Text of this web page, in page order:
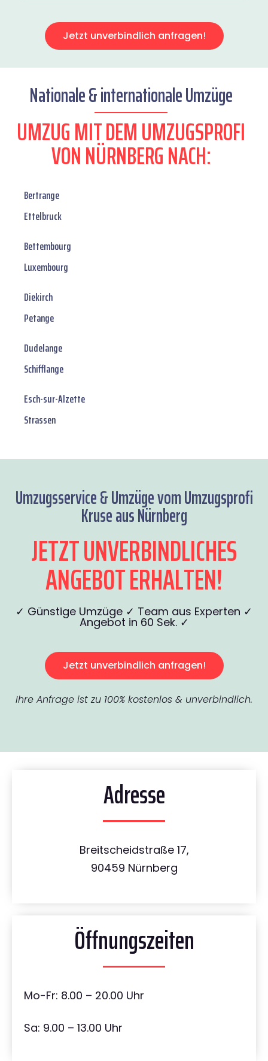
Jetzt unverbindlich anfragen!
Nationale & internationale Umzüge
UMZUG MIT DEM UMZUGSPROFI
VON NÜRNBERG NACH:
Bertrange
Ettelbruck
Bettembourg
Luxembourg
Diekirch
Petange
Dudelange
Schifflange
Esch-sur-Alzette
Strassen
Umzugsservice & Umzüge vom Umzugsprofi
Kruse aus Nürnberg
JETZT UNVERBINDLICHES
ANGEBOT ERHALTEN!
✓ Günstige Umzüge ✓ Team aus Experten ✓
Angebot in 60 Sek. ✓
Jetzt unverbindlich anfragen!
Ihre Anfrage ist zu 100% kostenlos & unverbindlich.
Adresse
Breitscheidstraße 17,
90459 Nürnberg
Öffnungszeiten
Mo-Fr: 8.00 – 20.00 Uhr
Sa: 9.00 – 13.00 Uhr